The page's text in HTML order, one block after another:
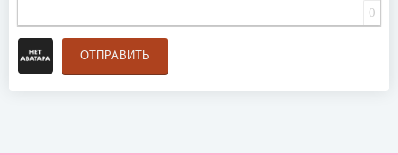
0
ОТПРАВИТЬ